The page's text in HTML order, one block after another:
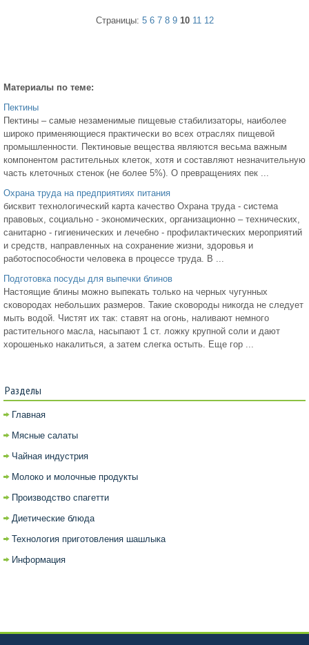
Страницы: 5 6 7 8 9 10 11 12
Материалы по теме:
Пектины
Пектины – самые незаменимые пищевые стабилизаторы, наиболее
широко применяющиеся практически во всех отраслях пищевой
промышленности. Пектиновые вещества являются весьма важным
компонентом растительных клеток, хотя и составляют незначительную
часть клеточных стенок (не более 5%). О превращениях пек ...
Охрана труда на предприятиях питания
бисквит технологический карта качество Охрана труда - система
правовых, социально - экономических, организационно – технических,
санитарно - гигиенических и лечебно - профилактических мероприятий
и средств, направленных на сохранение жизни, здоровья и
работоспособности человека в процессе труда. В ...
Подготовка посуды для выпечки блинов
Настоящие блины можно выпекать только на черных чугунных
сковородах небольших размеров. Такие сковороды никогда не следует
мыть водой. Чистят их так: ставят на огонь, наливают немного
растительного масла, насыпают 1 ст. ложку крупной соли и дают
хорошенько накалиться, а затем слегка остыть. Еще гор ...
Разделы
Главная
Мясные салаты
Чайная индустрия
Молоко и молочные продукты
Производство спагетти
Диетические блюда
Технология приготовления шашлыка
Информация